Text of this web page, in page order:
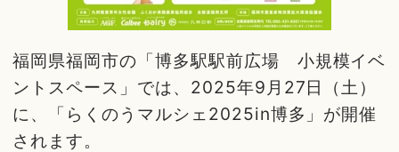
福岡県福岡市の「博多駅駅前広場 小規模イベ
ントスペース」では、2025年9月27日（土）
に、「らくのうマルシェ2025in博多」が開催
されます。